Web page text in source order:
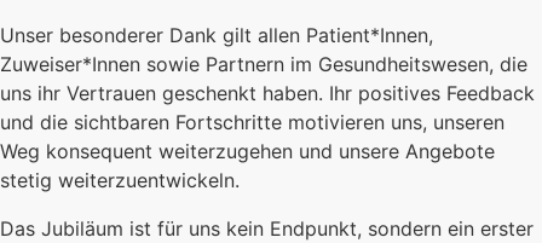
Unser besonderer Dank gilt allen Patient*Innen,
Zuweiser*Innen sowie Partnern im Gesundheitswesen, die
uns ihr Vertrauen geschenkt haben. Ihr positives Feedback
und die sichtbaren Fortschritte motivieren uns, unseren
Weg konsequent weiterzugehen und unsere Angebote
stetig weiterzuentwickeln.
Das Jubiläum ist für uns kein Endpunkt, sondern ein erster